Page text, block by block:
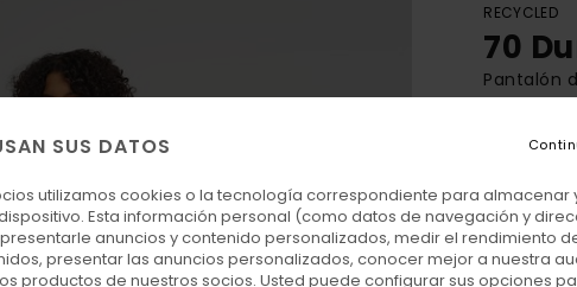
RECYCLED
70
Pantalón
Color
SUS DATOS
utilizamos cookies o la tecnología correspondiente para
Esta información personal (como datos de navegación y
anuncios y contenido personalizados, medir el rendimiento
presentar las anuncios personalizados, conocer mejor a nuestra
productos de nuestros socios. Usted puede configurar sus opciones